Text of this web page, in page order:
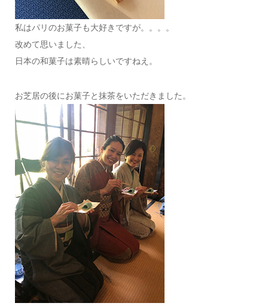
私はパリのお菓子も大好きですが。。。。
改めて思いました、
日本の和菓子は素晴らしいですねえ。
お芝居の後にお菓子と抹茶をいただきました。